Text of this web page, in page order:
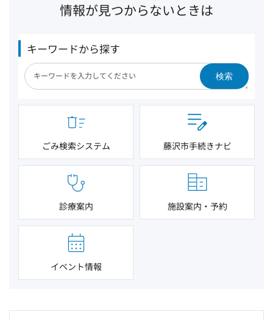
情報が見つからないときは
キーワードから探す
検索
ごみ検索システム 藤沢市手続きナビ
診療案内 施設案内・予約
イベント情報